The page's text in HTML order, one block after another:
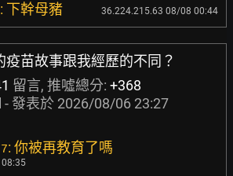
: 下幹母豬 36.224.215.63 08/08 00:44
疫苗故事跟我經歷的不同？
留言, 推噓總分: +368
- 發表於 2026/08/06 23:27
: 你被再教育了嗎